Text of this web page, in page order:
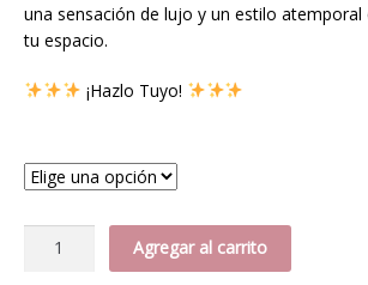
$41.995
una sensación de lujo y un estilo
tu espacio.
¡Hazlo Tuyo!
Agregar al carrito